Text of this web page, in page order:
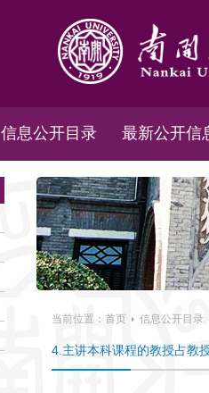
信息公开目录 最新公开信
当前位置： 首页 信息公开目录
4.主讲本科课程的教授占教